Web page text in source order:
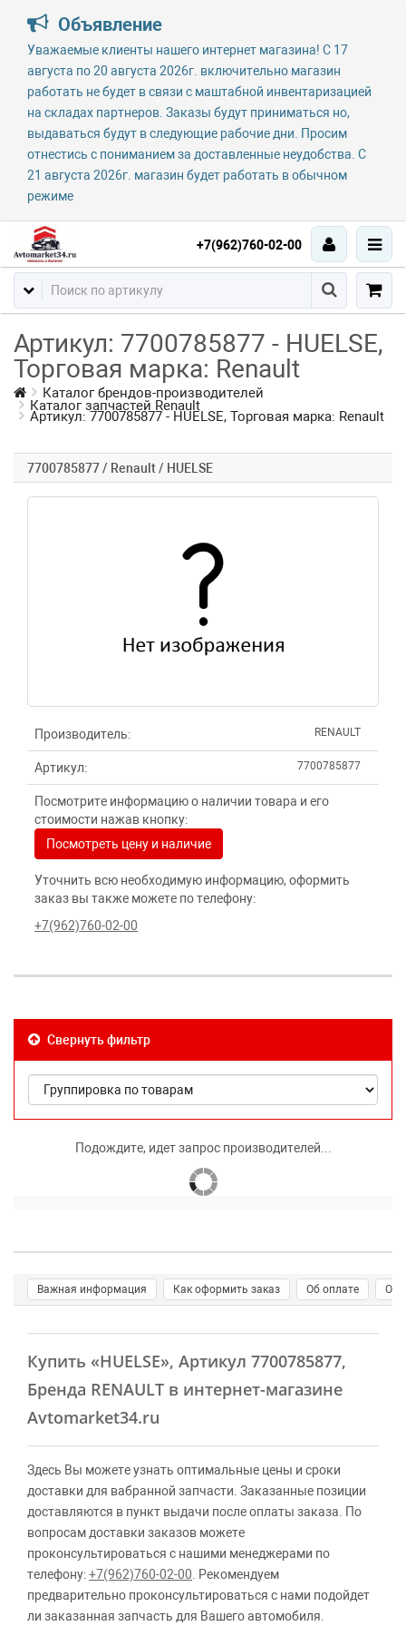
Объявление
Уважаемые клиенты нашего интернет магазина! С 17
августа по 20 августа 2026г. включительно магазин
работать не будет в связи с маштабной инвентаризацией
на складах партнеров. Заказы будут приниматься но,
выдаваться будут в следующие рабочие дни. Просим
отнестись с пониманием за доставленные неудобства. С
21 августа 2026г. магазин будет работать в обычном
режиме
+7(962)760-02-00
Артикул: 7700785877 - HUELSE,
Торговая марка: Renault
Каталог брендов-производителей
Каталог запчастей Renault
Артикул: 7700785877 - HUELSE, Торговая марка: Renault
7700785877 / Renault / HUELSE
Производитель: RENAULT
Артикул: 7700785877
Посмотрите информацию о наличии товара и его
стоимости нажав кнопку:
Посмотреть цену и наличие
Уточнить всю необходимую информацию, оформить
заказ вы также можете по телефону:
+7(962)760-02-00
Свернуть фильтр
Подождите, идет запрос производителей...
Важная информация Как оформить заказ Об оплате О
Купить «HUELSE», Артикул 7700785877,
Бренда RENAULT в интернет-магазине
Avtomarket34.ru
Здесь Вы можете узнать оптимальные цены и сроки
доставки для вабранной запчасти. Заказанные позиции
доставляются в пункт выдачи после оплаты заказа. По
вопросам доставки заказов можете
проконсультироваться с нашими менеджерами по
телефону:+7(962)760-02-00 . Рекомендуем
предварительно проконсультироваться с нами подойдет
ли заказанная запчасть для Вашего автомобиля.